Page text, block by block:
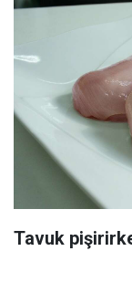
Tavuk